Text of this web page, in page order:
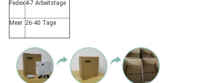
Fedex4-7 Arbeitstage
Meer 26-40 Tage